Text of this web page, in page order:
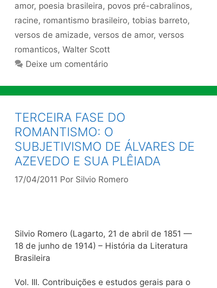
amor, poesia brasileira, povos pré-cabralinos,
racine, romantismo brasileiro, tobias barreto,
versos de amizade, versos de amor, versos
romanticos, Walter Scott
Deixe um comentário
TERCEIRA FASE DO
ROMANTISMO: O
SUBJETIVISMO DE ÁLVARES DE
AZEVEDO E SUA PLÊIADA
17/04/2011 Por Silvio Romero
Silvio Romero (Lagarto, 21 de abril de 1851 —
18 de junho de 1914) – História da Literatura
Brasileira
Vol. III. Contribuições e estudos gerais para o